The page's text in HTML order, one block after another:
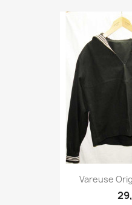
Vareuse